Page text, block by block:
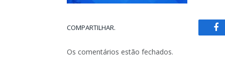
COMPARTILHAR.
Os comentários estão fechados.